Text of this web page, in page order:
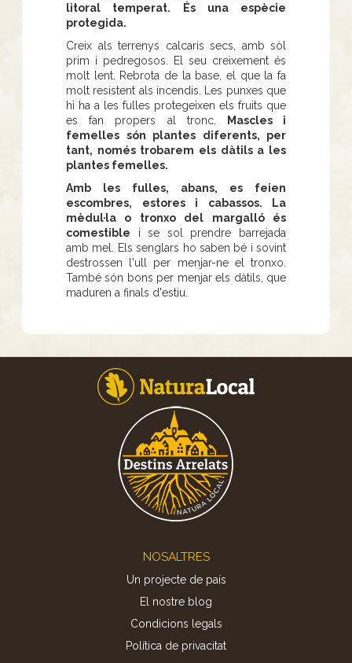
litoral temperat. És una espècie
protegida.
Creix als terrenys calcaris secs, amb sòl
prim i pedregosos. El seu creixement és
molt lent. Rebrota de la base, el que la fa
molt resistent als incendis. Les punxes que
hi ha a les fulles protegeixen els fruits que
es fan propers al tronc.
Mascles i
femelles són plantes diferents, per
tant, només trobarem els dàtils a les
plantes femelles.
Amb les fulles, abans, es feien
escombres, estores i cabassos. La
mèdul·la o tronxo del margalló és
comestible i se sol prendre barrejada
amb mel. Els senglars ho saben bé i sovint
destrossen l'ull per menjar-ne el tronxo.
També són bons per menjar els dàtils, que
maduren a finals d'estiu.
NOSALTRES
Un projecte de país
El nostre blog
Condicions legals
Política de privacitat